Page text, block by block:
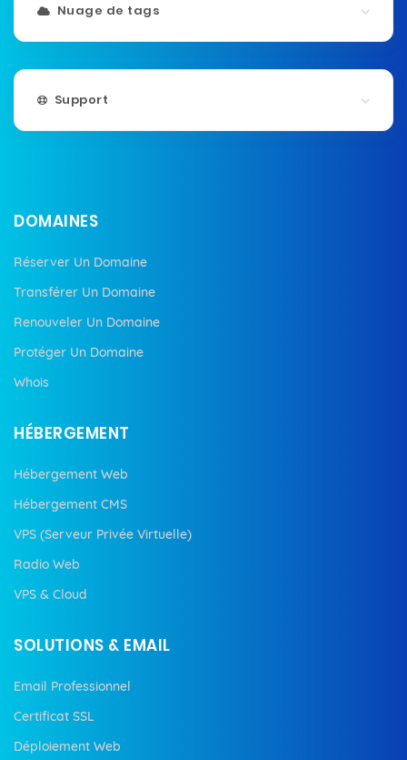
Nuage de tags
Support
DOMAINES
Réserver Un Domaine
Transférer Un Domaine
Renouveler Un Domaine
Protéger Un Domaine
Whois
HÉBERGEMENT
Hébergement Web
Hébergement CMS
VPS (Serveur Privée Virtuelle)
Radio Web
VPS & Cloud
SOLUTIONS & EMAIL
Email Professionnel
Certificat SSL
Déploiement Web